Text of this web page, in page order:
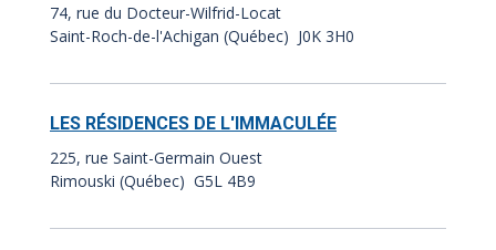
74, rue du Docteur-Wilfrid-Locat
Saint-Roch-de-l'Achigan (Québec) J0K 3H0
LES RÉSIDENCES DE L'IMMACULÉE
225, rue Saint-Germain Ouest
Rimouski (Québec) G5L 4B9